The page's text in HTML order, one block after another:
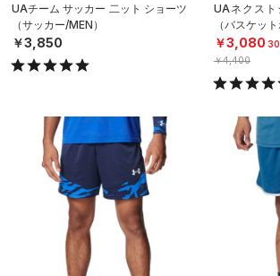
UAチーム サッカー 二ット ショーツ
（サッカー/MEN）
￥3,850
UAネクス
（バスケッ
￥3,080
￥4,400